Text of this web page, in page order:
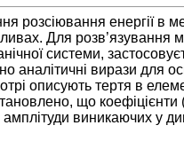
розсіювання енергії в
Для розв’язування
системи,
аналітичні вирази для
описують тертя в
що коефіцієнти
виникаючих у